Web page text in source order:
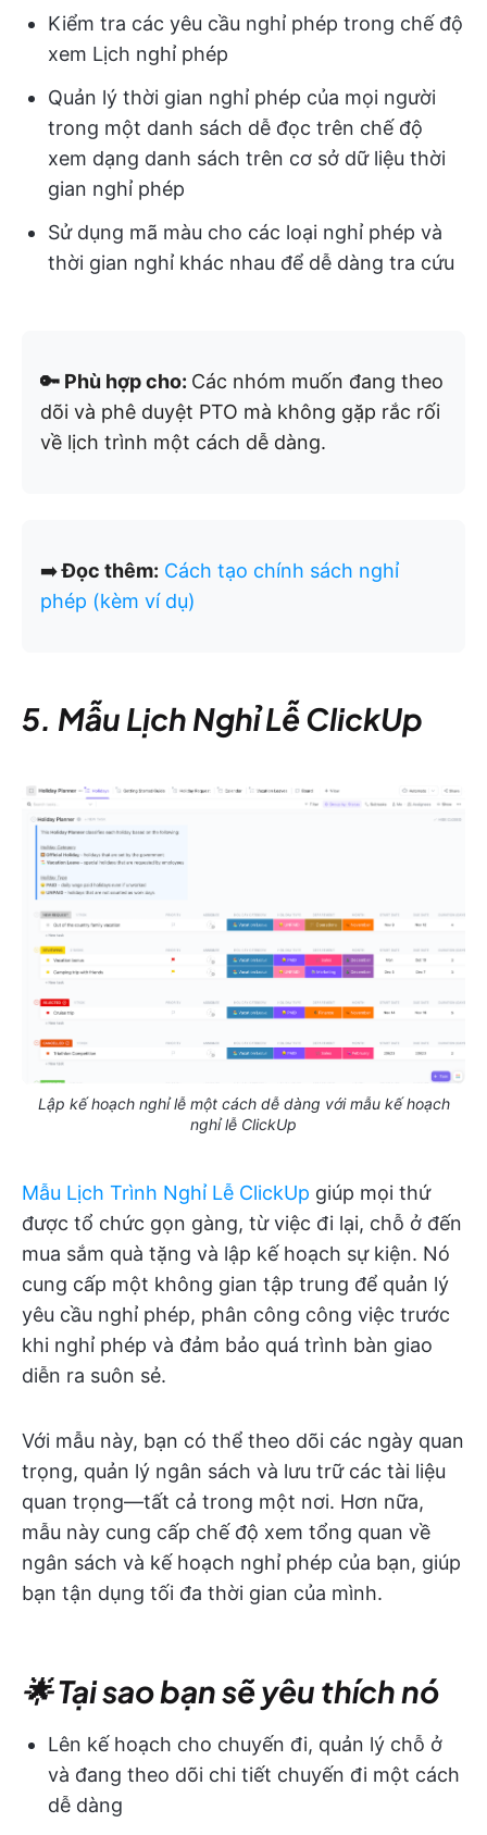
Kiểm tra các yêu cầu nghỉ phép trong chế độ
xem Lịch nghỉ phép
Quản lý thời gian nghỉ phép của mọi người
trong một danh sách dễ đọc trên chế độ
xem dạng danh sách trên cơ sở dữ liệu thời
gian nghỉ phép
Sử dụng mã màu cho các loại nghỉ phép và
thời gian nghỉ khác nhau để dễ dàng tra cứu
🔑 Phù hợp cho: Các nhóm muốn đang theo
dõi và phê duyệt PTO mà không gặp rắc rối
về lịch trình một cách dễ dàng.
➡️Đọc thêm: Cách tạo chính sách nghỉ
phép (kèm ví dụ)
5. Mẫu Lịch Nghỉ Lễ ClickUp
Lập kế hoạch nghỉ lễ một cách dễ dàng với mẫu kế hoạch
nghỉ lễ ClickUp
Mẫu Lịch Trình Nghỉ Lễ ClickUp giúp mọi thứ
được tổ chức gọn gàng, từ việc đi lại, chỗ ở đến
mua sắm quà tặng và lập kế hoạch sự kiện. Nó
cung cấp một không gian tập trung để quản lý
yêu cầu nghỉ phép, phân công công việc trước
khi nghỉ phép và đảm bảo quá trình bàn giao
diễn ra suôn sẻ.
Với mẫu này, bạn có thể theo dõi các ngày quan
trọng, quản lý ngân sách và lưu trữ các tài liệu
quan trọng—tất cả trong một nơi. Hơn nữa,
mẫu này cung cấp chế độ xem tổng quan về
ngân sách và kế hoạch nghỉ phép của bạn, giúp
bạn tận dụng tối đa thời gian của mình.
🌟 Tại sao bạn sẽ yêu thích nó
Lên kế hoạch cho chuyến đi, quản lý chỗ ở
và đang theo dõi chi tiết chuyến đi một cách
dễ dàng